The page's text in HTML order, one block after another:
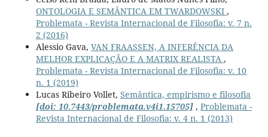
ONTOLOGIA E SEMÂNTICA EM TWARDOWSKI ,
Problemata - Revista Internacional de Filosofia: v. 7 n.
2 (2016)
Alessio Gava, VAN FRAASSEN, A INFERÊNCIA DA
MELHOR EXPLICAÇÃO E A MATRIX REALISTA ,
Problemata - Revista Internacional de Filosofia: v. 10
n. 1 (2019)
Lucas Ribeiro Vollet, Semântica, empirismo e filosofia
[doi: 10.7443/problemata.v4i1.15705], Problemata -
Revista Internacional de Filosofia: v. 4 n. 1 (2013)